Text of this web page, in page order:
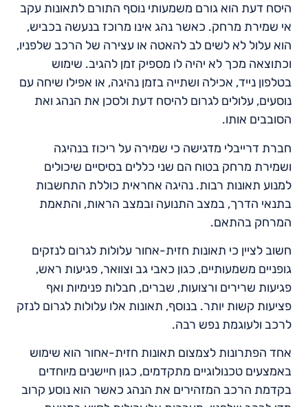
היסח דעת הוא גורם משמעותי נוסף התורם לתאונות עקב
אי שמירת מרחק. כאשר נהג אינו מרוכז בנעשה בכביש,
הוא עלול לא לשים לב להאטה או עצירה של הרכב שלפניו,
וכתוצאה מכך לא יהיה לו מספיק זמן להגיב. שימוש
בטלפון נייד, אכילה ושתייה בזמן נהיגה, או אפילו שיחה עם
נוסעים, עלולים לגרום להיסח דעת ולסכן את הנהג ואת
הסובבים אותו.
חברת דרייבלי מדגישה כי שמירה על ריכוז בנהיגה
ושמירת מרחק בטוח הם שני כללים בסיסיים שיכולים
למנוע תאונות רבות. נהיגה אחראית כוללת התחשבות
בתנאי הדרך, במצב התנועה ובמצב הראות, והתאמת
המרחק בהתאם.
חשוב לציין כי תאונות חזית-אחור עלולות לגרום לנזקים
גופניים משמעותיים, כגון כאבי גב וצוואר, פגיעות ראש,
פגיעות שרירים ורצועות, שברים, חבלות פנימיות ואף
פציעות קשות יותר. בנוסף, תאונות אלו עלולות לגרום לנזק
לרכב ולעוגמת נפש רבה.
אחד הפתרונות לצמצום תאונות חזית-אחור הוא שימוש
באמצעים טכנולוגיים מתקדמים, כגון חיישנים מיוחדים
בקדמת הרכב המזהירים את הנהג כאשר הוא נוסע קרוב